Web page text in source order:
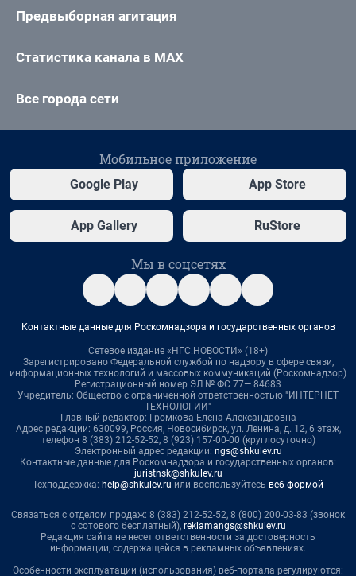
Предвыборная агитация
Статистика канала в MAX
Все города сети
Мобильное приложение
Google Play App Store
App Gallery RuStore
Мы в соцсетях
Контактные данные для Роскомнадзора и государственных органов
Сетевое издание «НГС.НОВОСТИ» (18+)
Зарегистрировано Федеральной службой по надзору в сфере связи,
информационных технологий и массовых коммуникаций (Роскомнадзор)
Регистрационный номер ЭЛ № ФС 77— 84683
Учредитель: Общество с ограниченной ответственностью "ИНТЕРНЕТ
ТЕХНОЛОГИИ"
Главный редактор: Громкова Елена Александровна
Адрес редакции: 630099, Россия, Новосибирск, ул. Ленина, д. 12, 6 этаж,
телефон 8 (383) 212-52-52, 8 (923) 157-00-00 (круглосуточно)
Электронный адрес редакции: ngs@shkulev.ru
Контактные данные для Роскомнадзора и государственных органов:
juristnsk@shkulev.ru
Техподдержка: help@shkulev.ru или воспользуйтесь веб-формой
Связаться с отделом продаж: 8 (383) 212-52-52, 8 (800) 200-03-83 (звонок
с сотового бесплатный), reklamangs@shkulev.ru
Редакция сайта не несет ответственности за достоверность
информации, содержащейся в рекламных объявлениях.
Особенности эксплуатации (использования) веб-портала регулируются: